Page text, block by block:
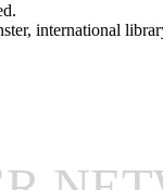
international